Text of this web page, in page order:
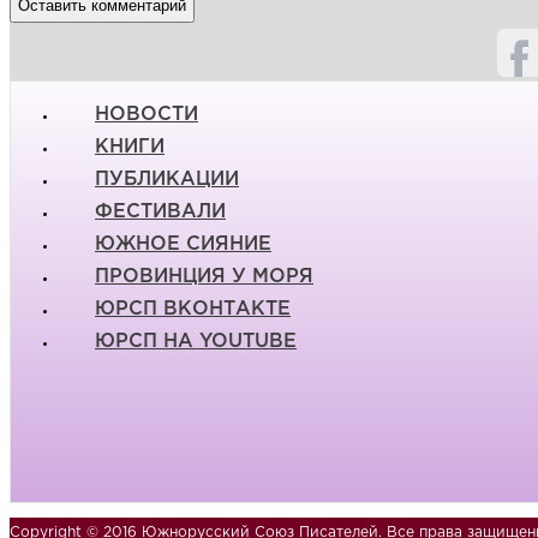
НОВОСТИ
КНИГИ
ПУБЛИКАЦИИ
ФЕСТИВАЛИ
ЮЖНОЕ СИЯНИЕ
ПРОВИНЦИЯ У МОРЯ
ЮРСП ВКОНТАКТЕ
ЮРСП НА YOUTUBE
Copyright © 2016 Южнорусский Союз Писателей. Все права